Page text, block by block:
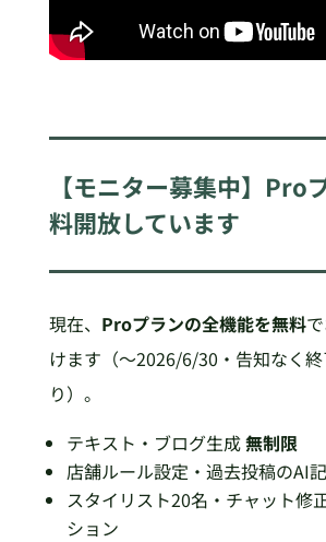
【モニター募集中】Pro
料開放しています
現在、 Proプランの全機能を無料
けます（〜2026/6/30・告知なく
り）。
テキスト・ブログ生成無制限
店舗ルール設定・過去投稿のAI
スタイリスト20名・チャット修
ション